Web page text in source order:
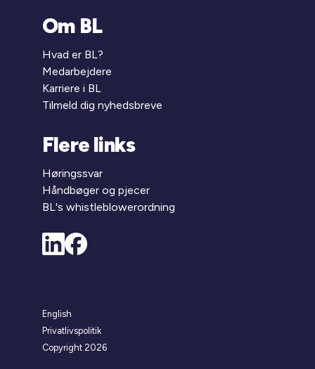
Om BL
Hvad er BL?
Medarbejdere
Karriere i BL
Tilmeld dig nyhedsbreve
Flere links
Høringssvar
Håndbøger og pjecer
BL's whistleblowerordning
English
Privatlivspolitik
Copyright 2026